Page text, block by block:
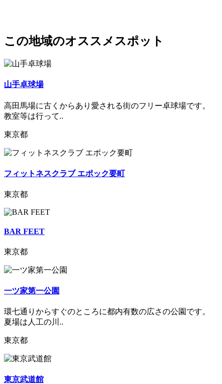
この地域のオススメスポット
山手卓球場
高田馬場に古くからあり愛される街のフリー卓球場です。
教室等は行って..
東京都
フィットネスクラブ エポック要町
東京都
BAR FEET
東京都
一ツ家第一公園
環七通りからすぐのところに都内有数の広さの公園です。
夏場は人工の川..
東京都
東京武道館